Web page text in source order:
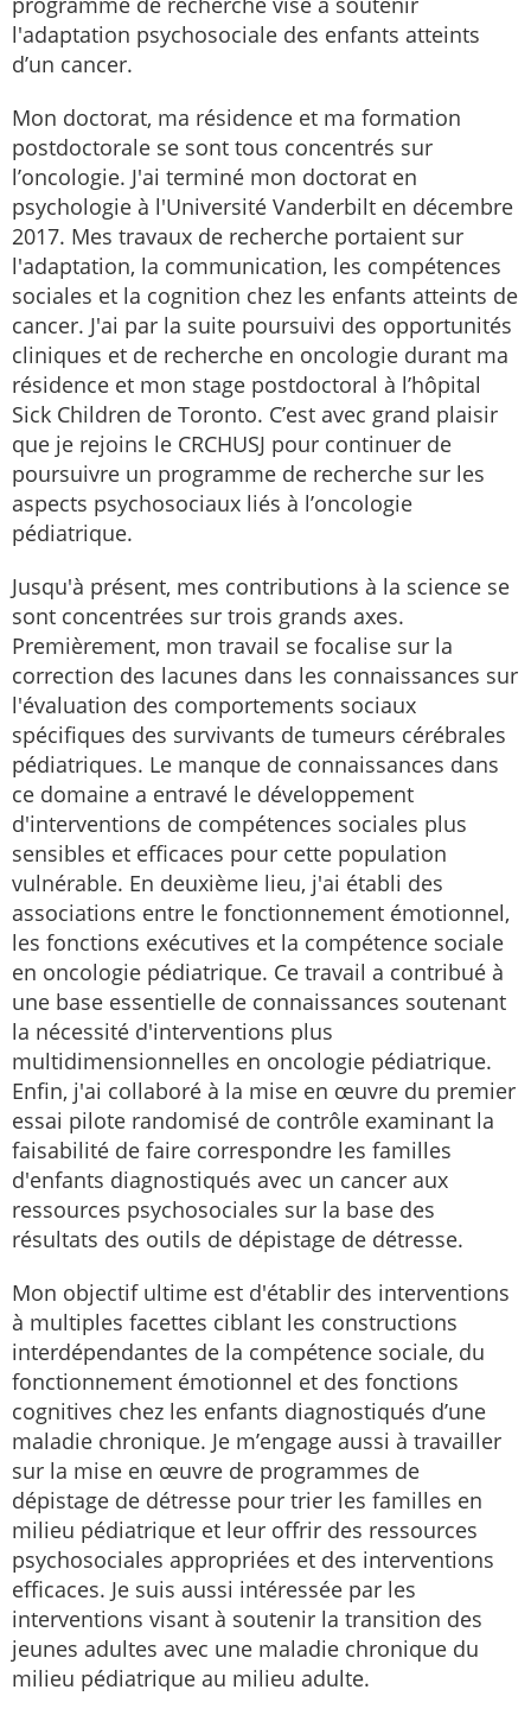
l'adaptation psychosociale des enfants atteints
d’un cancer.
Mon doctorat, ma résidence et ma formation
postdoctorale se sont tous concentrés sur
l’oncologie. J'ai terminé mon doctorat en
psychologie à l'Université Vanderbilt en décembre
2017. Mes travaux de recherche portaient sur
l'adaptation, la communication, les compétences
sociales et la cognition chez les enfants atteints de
cancer. J'ai par la suite poursuivi des opportunités
cliniques et de recherche en oncologie durant ma
résidence et mon stage postdoctoral à l’hôpital
Sick Children de Toronto. C’est avec grand plaisir
que je rejoins le CRCHUSJ pour continuer de
poursuivre un programme de recherche sur les
aspects psychosociaux liés à l’oncologie
pédiatrique.
Jusqu'à présent, mes contributions à la science se
sont concentrées sur trois grands axes.
Premièrement, mon travail se focalise sur la
correction des lacunes dans les connaissances sur
l'évaluation des comportements sociaux
spécifiques des survivants de tumeurs cérébrales
pédiatriques. Le manque de connaissances dans
ce domaine a entravé le développement
d'interventions de compétences sociales plus
sensibles et efficaces pour cette population
vulnérable. En deuxième lieu, j'ai établi des
associations entre le fonctionnement émotionnel,
les fonctions exécutives et la compétence sociale
en oncologie pédiatrique. Ce travail a contribué à
une base essentielle de connaissances soutenant
la nécessité d'interventions plus
multidimensionnelles en oncologie pédiatrique.
Enfin, j'ai collaboré à la mise en œuvre du premier
essai pilote randomisé de contrôle examinant la
faisabilité de faire correspondre les familles
d'enfants diagnostiqués avec un cancer aux
ressources psychosociales sur la base des
résultats des outils de dépistage de détresse.
Mon objectif ultime est d'établir des interventions
à multiples facettes ciblant les constructions
interdépendantes de la compétence sociale, du
fonctionnement émotionnel et des fonctions
cognitives chez les enfants diagnostiqués d’une
maladie chronique. Je m’engage aussi à travailler
sur la mise en œuvre de programmes de
dépistage de détresse pour trier les familles en
milieu pédiatrique et leur offrir des ressources
psychosociales appropriées et des interventions
efficaces. Je suis aussi intéressée par les
interventions visant à soutenir la transition des
jeunes adultes avec une maladie chronique du
milieu pédiatrique au milieu adulte.